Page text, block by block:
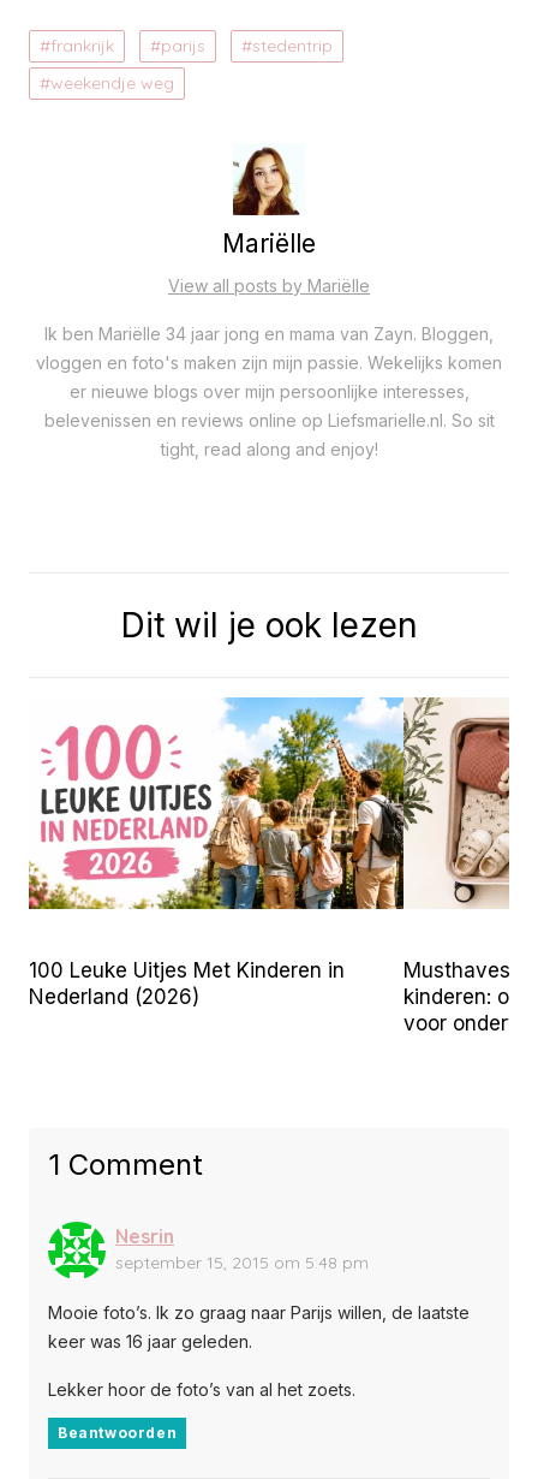
frankrijk parijs
stedentrip
weekendje weg
Mariëlle
View all posts by Mariëlle
Ik ben Mariëlle 34 jaar jong en mama van Zayn. Bloggen,
vloggen en foto's maken zijn mijn passie. Wekelijks komen
er nieuwe blogs over mijn persoonlijke interesses,
belevenissen en reviews online op Liefsmarielle.nl. So sit
tight, read along and enjoy!
Dit wil je ook lezen
100 Leuke Uitjes Met Kinderen in
Nederland (2026)
Musthaves
kinderen:
voor
1 Comment
Nesrin
september 15, 2015 om 5:48 pm
Mooie foto’s. Ik zo graag naar Parijs willen, de laatste
keer was 16 jaar geleden.
Lekker hoor de foto’s van al het zoets.
Beantwoorden